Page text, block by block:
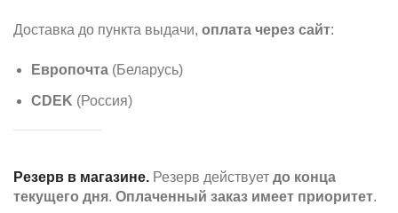
Доставка до пункта выдачи, оплата через сайт:
Европочта (Беларусь)
CDEK (Россия)
Резерв в магазине. Резерв действует до конца
текущего дня. Оплаченный заказ имеет приоритет.